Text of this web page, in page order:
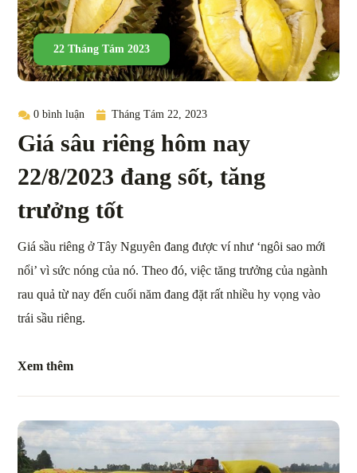
22 Tháng Tám 2023
0 bình luận Tháng Tám 22, 2023
Giá sâu riêng hôm nay
22/8/2023 đang sốt, tăng
trưởng tốt
Giá sầu riêng ở Tây Nguyên đang được ví như ‘ngôi sao mới
nổi’ vì sức nóng của nó. Theo đó, việc tăng trưởng của ngành
rau quả từ nay đến cuối năm đang đặt rất nhiều hy vọng vào
trái sầu riêng.
Xem thêm